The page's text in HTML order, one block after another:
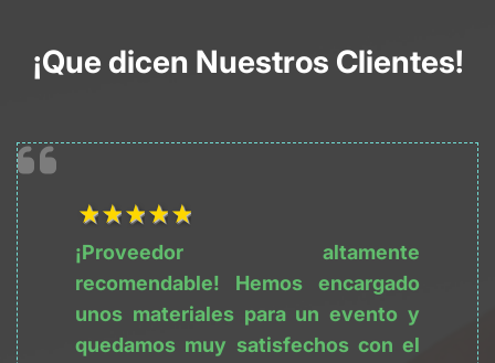
¡Que dicen Nuestros Clientes!
1Título
2Título
3Título
4Título
¡Proveedor altamente
recomendable! Hemos encargado
unos materiales para un evento y
quedamos muy satisfechos con el